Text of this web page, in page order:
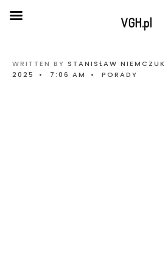
WRITTEN BY STANISŁAW NIEMCZUK
2025
• 7:06 AM • PORADY
VGH.pl